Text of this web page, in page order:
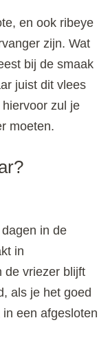
en ook ribeye
zijn. Wat
bij de smaak
juist dit vlees
zul je
moeten.
in de
in
de vriezer blijft
als je het goed
een afgesloten